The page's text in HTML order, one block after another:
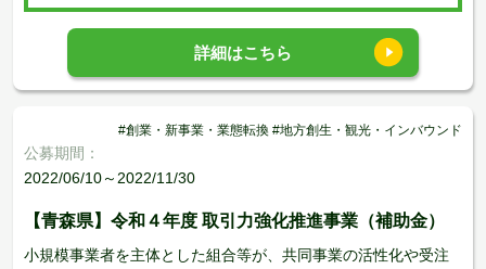
詳細はこちら
#創業・新事業・業態転換 #地方創生・観光・インバウンド
公募期間：
2022/06/10～2022/11/30
【青森県】令和４年度 取引力強化推進事業（補助金）
小規模事業者を主体とした組合等が、共同事業の活性化や受注